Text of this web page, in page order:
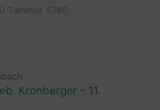
Kronberger – 11.